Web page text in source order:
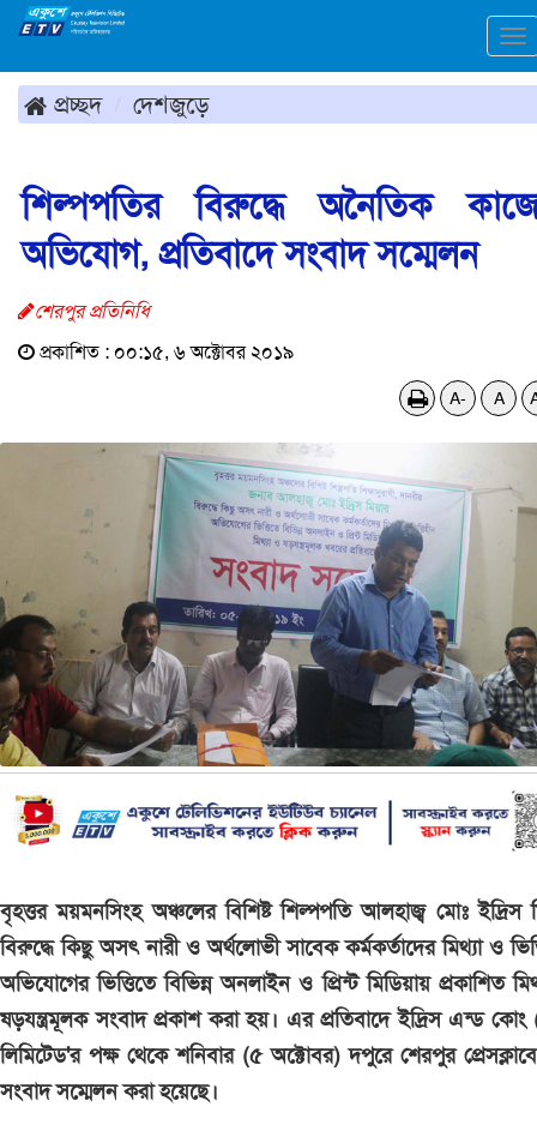
প্রচ্ছদ দেশজুড়ে
শিল্পপতির বিরুদ্ধে অনৈতিক
অভিযোগ, প্রতিবাদে সংবাদ সম্মেলন
শেরপুর প্রতিনিধি
প্রকাশিত : ০০:১৫, ৬ অক্টোবর ২০১৯
A- A
বৃহত্তর ময়মনসিংহ অঞ্চলের বিশিষ্ট শিল্পপতি আলহাজ্ব মোঃ ইদ্রিস
বিরুদ্ধে কিছু অসৎ নারী ও অর্থলোভী সাবেক কর্মকর্তাদের মিথ্যা ও
অভিযোগের ভিত্তিতে বিভিন্ন অনলাইন ও প্রিন্ট মিডিয়ায় প্রকাশিত
ষড়যন্ত্রমূলক সংবাদ প্রকাশ করা হয়। এর প্রতিবাদে ইদ্রিস এন্ড কোং
লিমিটেড'র পক্ষ থেকে শনিবার (৫ অক্টোবর) দপুরে শেরপুর
সংবাদ সম্মেলন করা হয়েছে।